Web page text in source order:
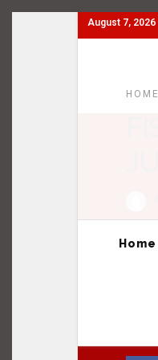
August 7, 2026
Home
HOME